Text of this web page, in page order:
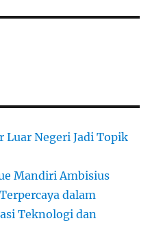
Luar Negeri Jadi Topik
Mandiri Ambisius
dalam
Teknologi dan